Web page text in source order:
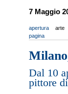
7 Maggio
apertura arte
pagina
Dal 10
pittore